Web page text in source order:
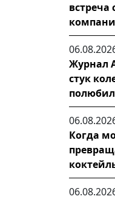
встреча
Журнал
стук
Когда